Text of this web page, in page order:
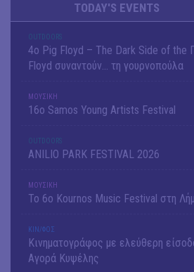
TODAY'S EVENTS
OUTDΟORS
4ο Pig Floyd – The Dark Side of the
Floyd συναντούν… τη γουρνοπούλα
ΜΟΥΣΙΚΗ
16o Samos Young Artists Festival
OUTDΟORS
ANILIO PARK FESTIVAL 2026
ΜΟΥΣΙΚΗ
Το 6ο Kournos Music Festival στη
ΚΙΝ/ΦΟΣ
Κινηματογράφος με ελεύθερη
Αγορά Κυψέλης